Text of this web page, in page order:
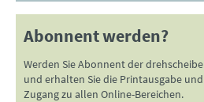
Abonnent werden?
Werden Sie Abonnent der drehscheibe
und erhalten Sie die Printausgabe und
Zugang zu allen Online-Bereichen.